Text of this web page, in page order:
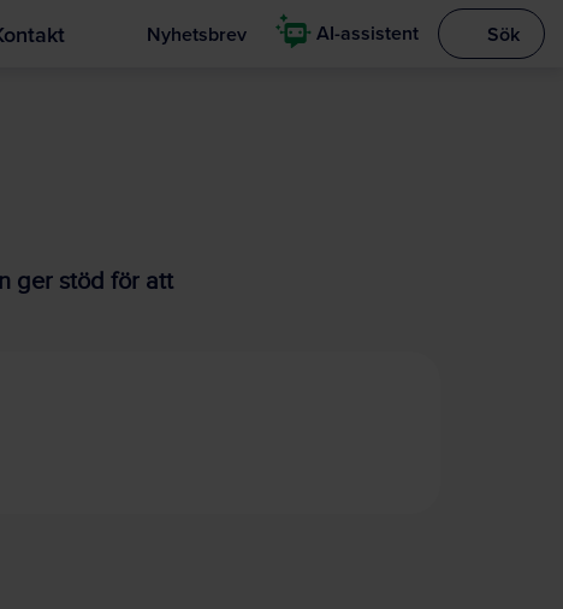
Nyhetsbrev AI-assistent Visa
Sök
ger stöd för att